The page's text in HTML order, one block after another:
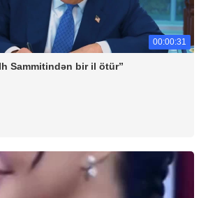
00:00:31
Sammitindən bir il ötür”